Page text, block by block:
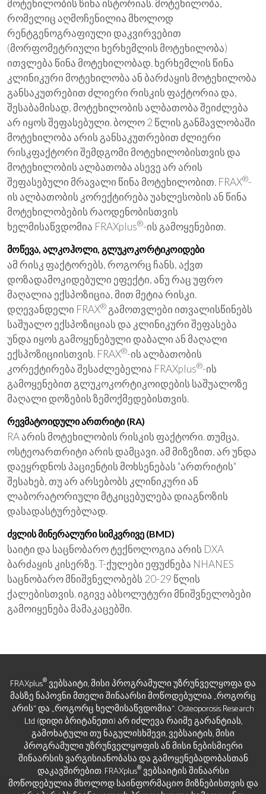
მოტეხილობის წინა ისტორიას. მოტეხილობა,
რომელიც აღმოჩენილია მხოლოდ
რენტგენოგრაფიული დაკვირვებით
(მორფომეტრიული ხერხემლის მოტეხილობა)
ითვლება წინა მოტეხილობად. ხერხემლის წინა
კლინიკური მოტეხილობა ან ბარძაყის მოტეხილობა
განსაკუთრებით ძლიერი რისკის ფაქტორია და,
შესაბამისად, მოტეხილობის ალბათობა შეიძლება
არ იყოს შეფასებული. ბოლო 2 წლის განმავლობაში
მოტეხილობა არის განსაკუთრებით ძლიერი
რისკფაქტორი შემდგომი მოტეხილობისთვის და
მოტეხილობის ალბათობა ასევე არ არის
შეფასებული მრავალი წინა მოტეხილობით. FRAX®-
ის ალბათობის კორექტირება უახლესობის ან წინა
მოტეხილობების რაოდენობისთვის
ხელმისაწვდომია FRAXplus®-ის გამოყენებით.
მოწევა, ალკოჰოლი, გლუკოკორტიკოიდები
ამ რისკ ფაქტორებს, როგორც ჩანს, აქვთ
დოზადამოკიდებული ეფექტი, ანუ რაც უფრო
მაღალია ექსპოზიცია, მით მეტია რისკი.
დღევანდელი FRAX® გამოთვლები ითვალისწინებს
საშუალო ექსპოზიციას და კლინიკური შეფასება
უნდა იყოს გამოყენებული დაბალი ან მაღალი
ექსპოზიციისთვის. FRAX®-ის ალბათობის
კორექტირება შესაძლებელია FRAXplus®-ის
გამოყენებით გლუკოკორტიკოიდების საშუალოზე
მაღალი დოზების ზემოქმედებისთვის.
რევმატოიდული ართრიტი (RA)
RA არის მოტეხილობის რისკის ფაქტორი. თუმცა,
ოსტეოართრიტი არის დამცავი. ამ მიზეზით, არ უნდა
დაეყრდნოს პაციენტის მოხსენებას "ართრიტის"
შესახებ, თუ არ არსებობს კლინიკური ან
ლაბორატორიული მტკიცებულება დიაგნოზის
დასადასტურებლად.
ძვლის მინერალური სიმკვრივე (BMD)
საიტი და საცნობარო ტექნოლოგია არის DXA
ბარძაყის კისერზე. T-ქულები ეფუძნება NHANES
საცნობარო მნიშვნელობებს 20-29 წლის
ქალებისთვის. იგივე აბსოლუტური მნიშვნელობები
გამოიყენება მამაკაცებში.
FRAXplus®ვებსაიტი, მისი პროგრამული უზრუნველყოფა და
მასზე ნაპოვნი მთელი შინაარსი მოწოდებულია „როგორც
არის“ და „როგორც ხელმისაწვდომია“. Osteoporosis Research
Ltd (დიდი ბრიტანეთი) არ იძლევა რაიმე გარანტიას,
გამოხატული თუ ნაგულისხმევი, ვებსაიტის, მისი
პროგრამული უზრუნველყოფის ან მისი ნებისმიერი
შინაარსის ვარგისიანობასა და გამოყენებადობასთან
დაკავშირებით. FRAXplus®ვებსაიტის შინაარსი
მოწოდებულია მხოლოდ საინფორმაციო მიზნებისთვის და